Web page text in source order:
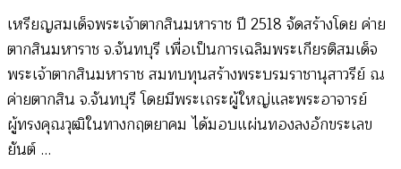
เหรียญสมเด็จพระเจ้าตากสินมหาราช ปี 2518 จัดสร้างโดย ค่าย
ตากสินมหาราช จ.จันทบุรี เพื่อเป็นการเฉลิมพระเกียรติสมเด็จ
พระเจ้าตากสินมหาราช สมทบทุนสร้างพระบรมราชานุสาวรีย์ ณ
ค่ายตากสิน จ.จันทบุรี โดยมีพระเถระผู้ใหญ่และพระอาจารย์
ผู้ทรงคุณวุฒิในทางกฤตยาคม ได้มอบแผ่นทองลงอักขระเลข
ยันต์ …